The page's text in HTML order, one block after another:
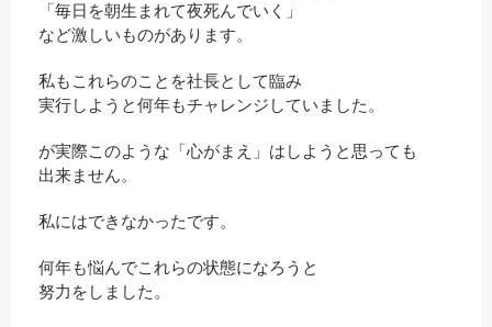
「毎日を朝生まれて夜死んでいく」
など激しいものがあります。
私もこれらのことを社長として臨み
実行しようと何年もチャレンジしていました。
が実際このような「心がまえ」はしようと思っても
出来ません。
私にはできなかったです。
何年も悩んでこれらの状態になろうと
努力をしました。